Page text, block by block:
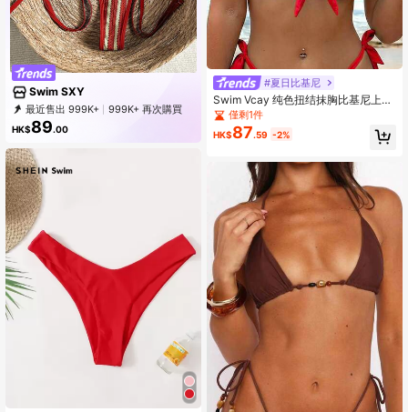
Swim SXY
最近售出 999K+
999K+ 再次購買
315K Followers
HK$89.00
#夏日比基尼
Swim Vcay 纯色扭结抹胸比基尼上衣
（随机印花），PUEH UP 带钢圈
僅剩1件
HK$87.59 -2%